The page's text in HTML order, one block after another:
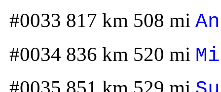
#0033 817 km 508 mi
#0034 836 km 520 mi